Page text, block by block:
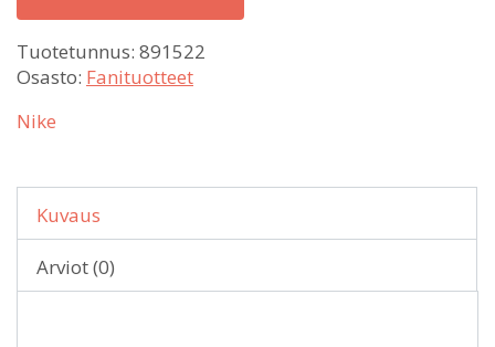
Tuotetunnus: 891522
Osasto: Fanituotteet
Nike
Kuvaus
Arviot (0)